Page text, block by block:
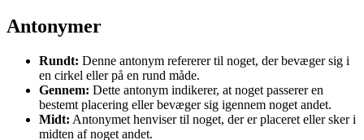
Antonymer
Rundt: Denne antonym refererer til noget, der bevæger sig i
en cirkel eller på en rund måde.
Gennem: Dette antonym indikerer, at noget passerer en
bestemt placering eller bevæger sig igennem noget andet.
Midt: Antonymet henviser til noget, der er placeret eller sker i
midten af noget andet.